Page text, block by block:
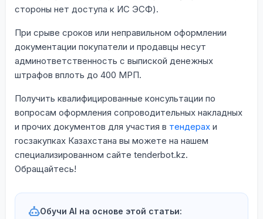
стороны нет доступа к ИС ЭСФ).
При срыве сроков или неправильном оформлении
документации покупатели и продавцы несут
админответственность с выпиской денежных
штрафов вплоть до 400 МРП.
Получить квалифицированные консультации по
вопросам оформления сопроводительных накладных
и прочих документов для участия в тендерах и
госзакупках Казахстана вы можете на нашем
специализированном сайте tenderbot.kz.
Обращайтесь!
Обучи AI на основе этой статьи: